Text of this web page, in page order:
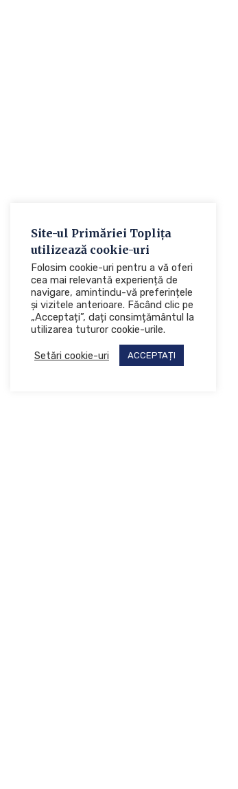
Site-ul Primăriei Toplița
utilizează cookie-uri
Folosim cookie-uri pentru a vă oferi
cea mai relevantă experiență de
navigare, amintindu-vă preferințele
și vizitele anterioare. Făcând clic pe
„Acceptați”, dați consimțământul la
utilizarea tuturor cookie-urile.
Setări cookie-uri ACCEPTAȚI